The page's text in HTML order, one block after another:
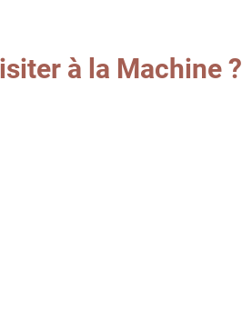
à la Machine ?